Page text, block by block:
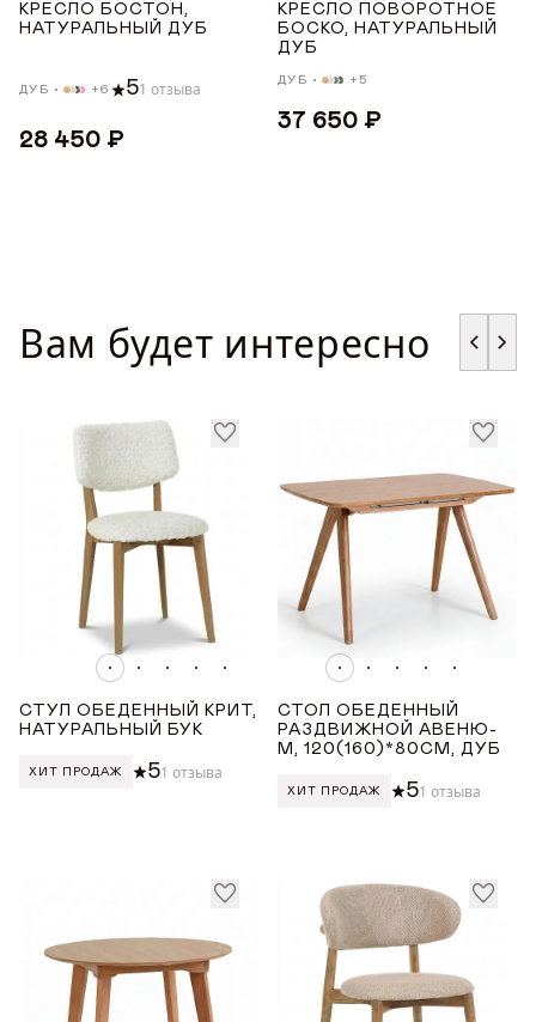
РОССИЯ
ТОНИРОВКА
ЦВЕТ ТКАНИ
Бежевый
Какао
Красный
Серый
Показать все
ДЛИНА ТОВАРА (СМ)
ВЫСОТА ТОВАРА (СМ)
КРЕСЛО БОСТОН,
НАТУРАЛЬНЫЙ ДУБ
ДУБ +6 51 отзыва
28 450 ₽
КРЕСЛО ПОВОРОТНОЕ
БОСКО, НАТУРАЛЬНЫЙ
ДУБ
ДУБ +5
37 650 ₽
Вам будет интересно
СТУЛ ОБЕДЕННЫЙ КРИТ,
НАТУРАЛЬНЫЙ БУК
ХИТ ПРОДАЖ 51 отзыва
СТОЛ ОБЕДЕННЫЙ
РАЗДВИЖНОЙ АВЕНЮ-
М, 120(160)*80СМ, ДУБ
ХИТ ПРОДАЖ 51 отзыва
ДОБРО ПОЖАЛОВАТЬ